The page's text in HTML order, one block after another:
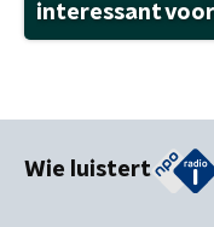
interessant
Wie luistert